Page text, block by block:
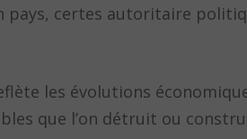
pays, certes autoritaire
les évolutions
que l’on détruit ou